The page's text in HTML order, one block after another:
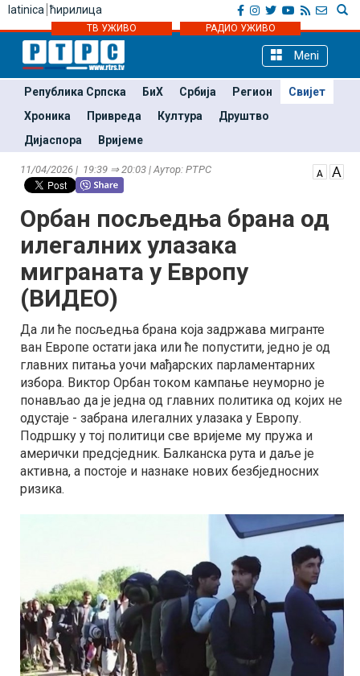
latinica ћирилица
ТВ УЖИВО РАДИО УЖИВО
Meni
Република Српска БиХ Србија Регион
Свијет
Хроника
Привреда Култура
Друштво
Дијаспора
Вријеме
11/04/2026 | 19:39 ⇒ 20:03 | Аутор: РТРС
Орбан посљедња брана од
илегалних улазака
миграната у Европу
(ВИДЕО)
Да ли ће посљедња брана која задржава мигранте
ван Европе остати јака или ће попустити, једно је од
главних питања уочи мађарских парламентарних
избора. Виктор Орбан током кампање неуморно је
понављао да је једна од главних политика од којих не
одустаје - забрана илегалних улазака у Европу.
Подршку у тој политици све вријеме му пружа и
амерички предсједник. Балканска рута и даље је
активна, а постоје и назнаке нових безбједносних
ризика.